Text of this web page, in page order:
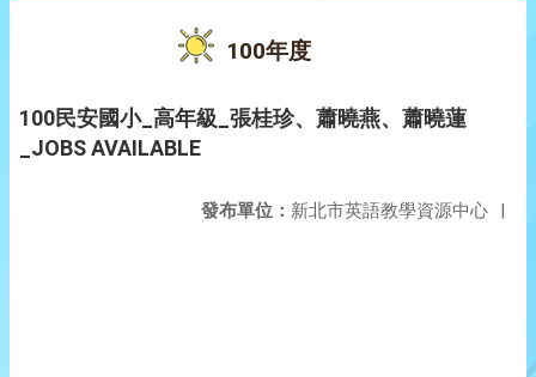
100年度
100民安國小_高年級_張桂珍、蕭曉燕、蕭曉蓮
_JOBS AVAILABLE
發布單位： 新北市英語教學資源中心 |